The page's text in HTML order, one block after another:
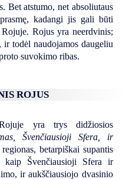
Bet atstumo, net absoliutaus
kadangi jis gali būti
Rojus yra neerdvinis;
todėl naudojamos daugeliu
suvokimo ribas.
ROJUS
yra trys didžiosios
Švenčiausioji Sfera, ir
betarpiškai supantis
kaip Švenčiausioji Sfera ir
ir aukščiausiojo dvasinio